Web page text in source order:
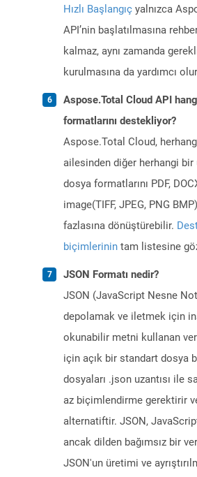
Hızlı Başlangıç yalnızca
API’nin başlatılmasına
kalmaz, aynı zamanda
kurulmasına da yardımcı
Aspose.Total Cloud API
formatlarını destekliyor?
Aspose.Total Cloud,
ailesinden diğer herhangi
dosya formatlarını PDF,
image(TIFF, JPEG, PNG
fazlasına dönüştürebilir.
biçimlerinin tam listesine
JSON Formatı nedir?
JSON (JavaScript Nesne
depolamak ve iletmek için
okunabilir metni kullanan
için açık bir standart dosya
dosyaları .json uzantısı ile
az biçimlendirme gerektirir
alternatiftir. JSON,
ancak dilden bağımsız bir
JSON'un üretimi ve